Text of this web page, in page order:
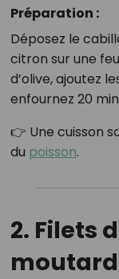
Préparation :
Déposez le
citron sur une
d’olive, ajoutez
enfournez 20
👉 Une cuisson
du poisson.
2. Filets